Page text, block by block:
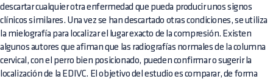
descartar cualquier otra enfermedad que pueda producir unos signos
clínicos similares. Una vez se han descartado otras condiciones, se utiliza
la mielografía para localizar el lugar exacto de la compresión. Existen
algunos autores que afiman que las radiografías normales de la columna
cervical, con el perro bien posicionado, pueden confirmar o sugerir la
localización de la EDIVC. El objetivo del estudio es comparar, de forma